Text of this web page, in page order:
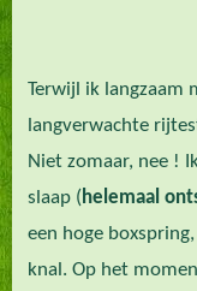
Terwijl ik langzaam
langverwachte
Niet zomaar, nee !
slaap ( helemaal
een hoge
knal. Op het